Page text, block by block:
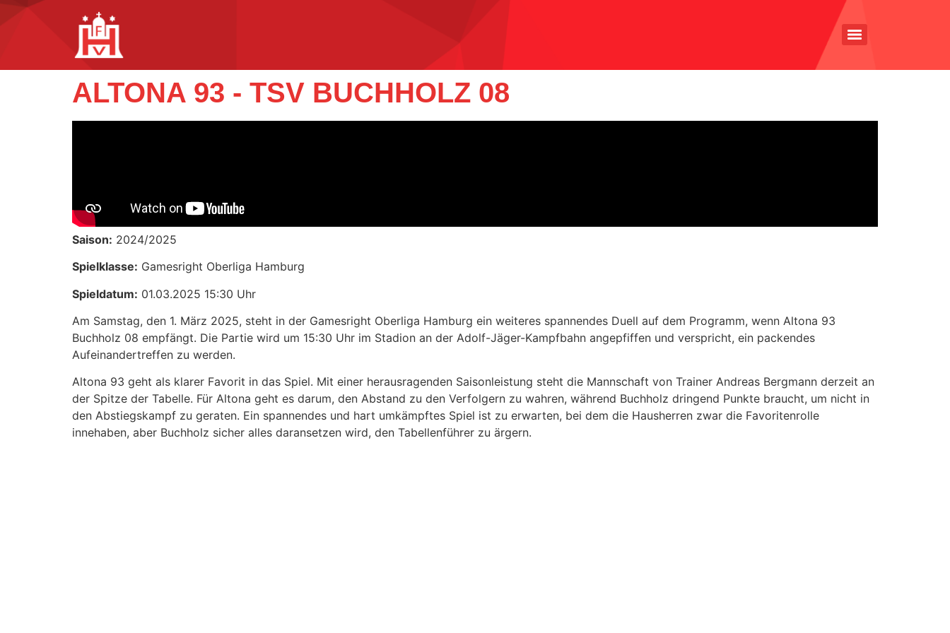
ALTONA 93 - TSV BUCHHOLZ 08
Saison: 2024/2025
Spielklasse: Gamesright Oberliga Hamburg
Spieldatum: 01.03.2025 15:30 Uhr
Am Samstag, den 1. März 2025, steht in der Gamesright Oberliga Hamburg ein weiteres spannendes Duell auf dem Programm, wenn Altona 93
Buchholz 08 empfängt. Die Partie wird um 15:30 Uhr im Stadion an der Adolf-Jäger-Kampfbahn angepfiffen und verspricht, ein packendes
Aufeinandertreffen zu werden.
Altona 93 geht als klarer Favorit in das Spiel. Mit einer herausragenden Saisonleistung steht die Mannschaft von Trainer Andreas Bergmann derzeit an
der Spitze der Tabelle. Für Altona geht es darum, den Abstand zu den Verfolgern zu wahren, während Buchholz dringend Punkte braucht, um nicht in
den Abstiegskampf zu geraten. Ein spannendes und hart umkämpftes Spiel ist zu erwarten, bei dem die Hausherren zwar die Favoritenrolle
innehaben, aber Buchholz sicher alles daransetzen wird, den Tabellenführer zu ärgern.